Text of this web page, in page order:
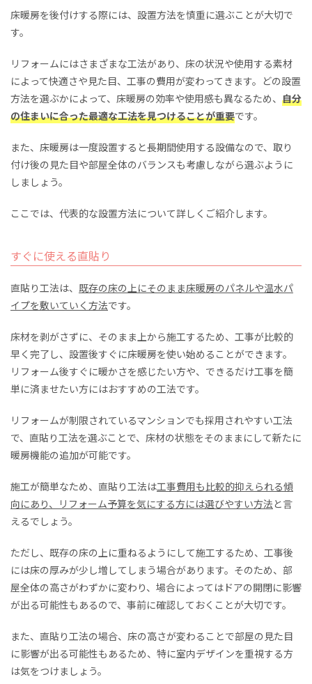
床暖房を後付けする際には、設置方法を慎重に選ぶことが大切で
す。
リフォームにはさまざまな工法があり、床の状況や使用する素材
によって快適さや見た目、工事の費用が変わってきます。どの設置
方法を選ぶかによって、床暖房の効率や使用感も異なるため、 自分
の住まいに合った最適な工法を見つけることが重要です。
また、床暖房は一度設置すると長期間使用する設備なので、取り
付け後の見た目や部屋全体のバランスも考慮しながら選ぶように
しましょう。
ここでは、代表的な設置方法について詳しくご紹介します。
すぐに使える直貼り
直貼り工法は、 既存の床の上にそのまま床暖房のパネルや温水パ
イプを敷いていく方法です。
床材を剥がさずに、そのまま上から施工するため、工事が比較的
早く完了し、設置後すぐに床暖房を使い始めることができます。
リフォーム後すぐに暖かさを感じたい方や、できるだけ工事を簡
単に済ませたい方にはおすすめの工法です。
リフォームが制限されているマンションでも採用されやすい工法
で、直貼り工法を選ぶことで、床材の状態をそのままにして新たに
暖房機能の追加が可能です。
施工が簡単なため、直貼り工法は工事費用も比較的抑えられる傾
向にあり、リフォーム予算を気にする方には選びやすい方法 と言
えるでしょう。
ただし、既存の床の上に重ねるようにして施工するため、工事後
には床の厚みが少し増してしまう場合があります。そのため、部
屋全体の高さがわずかに変わり、場合によってはドアの開閉に影響
が出る可能性もあるので、事前に確認しておくことが大切です。
また、直貼り工法の場合、床の高さが変わることで部屋の見た目
に影響が出る可能性もあるため、特に室内デザインを重視する方
は気をつけましょう。